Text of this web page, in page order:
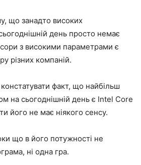
що занадто високих
день просто немає
з високими параметрами є
різних компаній.
факт, що найбільш
на сьогоднішній день є Intel Core
його не має ніякого сенсу.
що в його потужності не
ні одна гра.